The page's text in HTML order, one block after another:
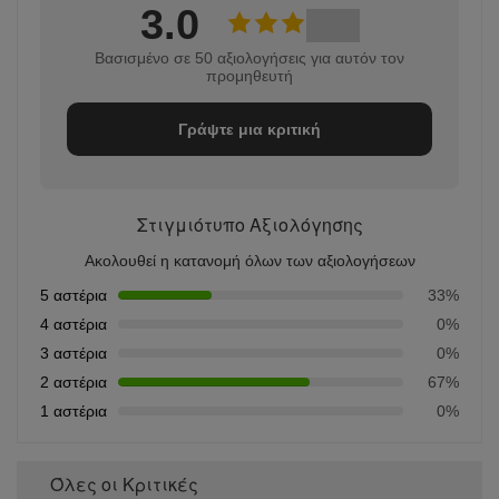
3.0
Βασισμένο σε 50 αξιολογήσεις για αυτόν τον
προμηθευτή
Γράψτε μια κριτική
Στιγμιότυπο Αξιολόγησης
Ακολουθεί η κατανομή όλων των αξιολογήσεων
5 αστέρια
33%
4 αστέρια
0%
3 αστέρια
0%
2 αστέρια
67%
1 αστέρια
0%
Όλες οι Κριτικές